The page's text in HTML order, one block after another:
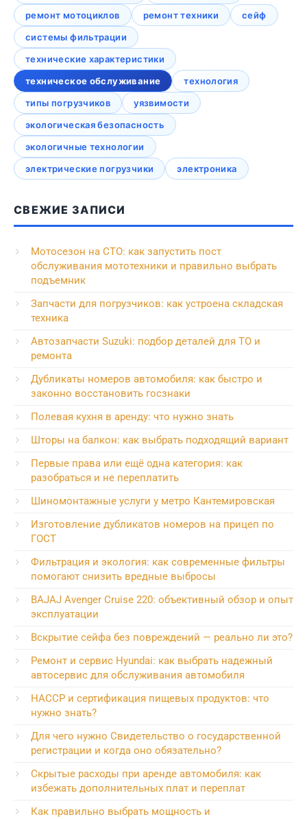
ремонт мотоциклов
ремонт техники
сейф
системы фильтрации
технические характеристики
техническое обслуживание
технология
типы погрузчиков
уязвимости
экологическая безопасность
экологичные технологии
электрические погрузчики
электроника
СВЕЖИЕ ЗАПИСИ
Мотосезон на СТО: как запустить пост
обслуживания мототехники и правильно выбрать
подъемник
Запчасти для погрузчиков: как устроена складская
техника
Автозапчасти Suzuki: подбор деталей для ТО и
ремонта
Дубликаты номеров автомобиля: как быстро и
законно восстановить госзнаки
Полевая кухня в аренду: что нужно знать
Шторы на балкон: как выбрать подходящий вариант
Первые права или ещё одна категория: как
разобраться и не переплатить
Шиномонтажные услуги у метро Кантемировская
Изготовление дубликатов номеров на прицеп по
ГОСТ
Фильтрация и экология: как современные фильтры
помогают снизить вредные выбросы
BAJAJ Avenger Cruise 220: объективный обзор и опыт
эксплуатации
Вскрытие сейфа без повреждений — реально ли это?
Ремонт и сервис Hyundai: как выбрать надежный
автосервис для обслуживания автомобиля
HACCP и сертификация пищевых продуктов: что
нужно знать?
Для чего нужно Свидетельство о государственной
регистрации и когда оно обязательно?
Скрытые расходы при аренде автомобиля: как
избежать дополнительных плат и переплат
Как правильно выбрать мощность и